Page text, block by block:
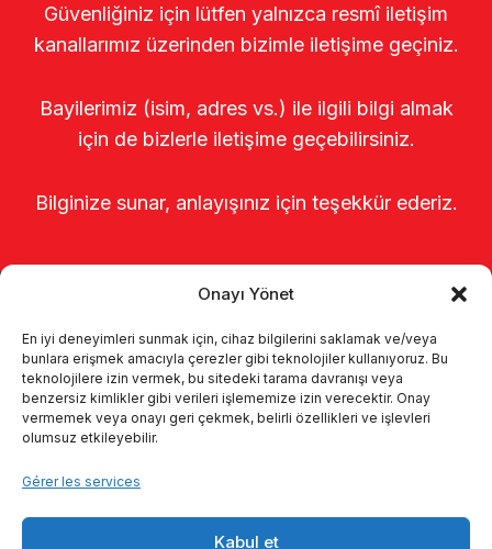
Onayı Yönet
En iyi deneyimleri sunmak için, cihaz bilgilerini saklamak ve/veya
bunlara erişmek amacıyla çerezler gibi teknolojiler kullanıyoruz. Bu
teknolojilere izin vermek, bu sitedeki tarama davranışı veya
benzersiz kimlikler gibi verileri işlememize izin verecektir. Onay
vermemek veya onayı geri çekmek, belirli özellikleri ve işlevleri
olumsuz etkileyebilir.
Gérer les services
Kabul et
Güvenliğiniz için lütfen yalnızca resmî iletişim
kanallarımız üzerinden bizimle iletişime geçiniz.
Bayilerimiz (isim, adres vs.) ile ilgili bilgi almak
için de bizlerle iletişime geçebilirsiniz.
Bilginize sunar, anlayışınız için teşekkür ederiz.
Page d’accueil
À propos de nous